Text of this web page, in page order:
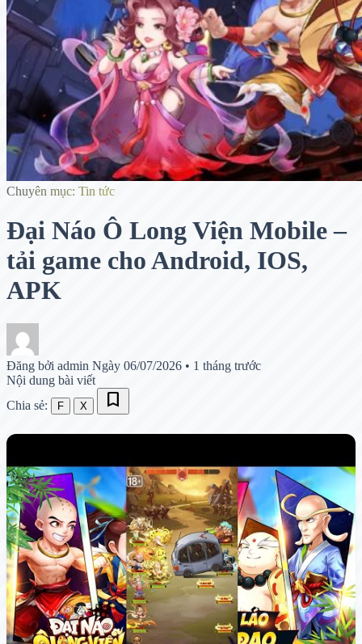
Chuyên mục: Tin tức
Đại Náo Ô Long Viện Mobile –
tải game cho Android, IOS,
APK
Đăng bởi admin Ngày 06/07/2026 • 1 tháng trước
Nội dung bài viết
Chia sẻ:
F X bookmark